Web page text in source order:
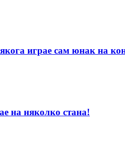
играе сам юнак на
на няколко стана!